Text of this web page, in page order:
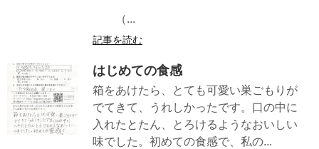
（...
記事を読む
はじめての食感
箱をあけたら、とても可愛い巣ごもりが
でてきて、うれしかったです。口の中に
入れたとたん、とろけるようなおいしい
味でした。初めての食感で、私の...